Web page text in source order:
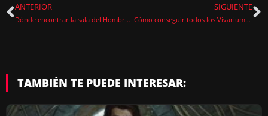
ANTERIOR
Dónde encontrar la sala del Hombre lobo en Hogwarts Legacy (Ubicación del Tapiz)
SIGUIENTE
Cómo conseguir todos los Vivariums en Hogwarts Legacy y ampliar tu espacio (2026)
TAMBIÉN TE PUEDE INTERESAR: